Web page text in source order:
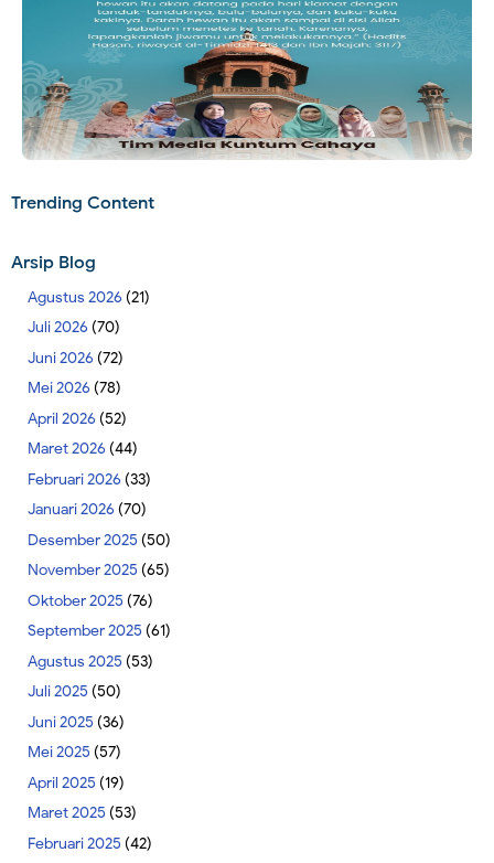
Trending Content
Arsip Blog
Agustus 2026 (21)
Juli 2026 (70)
Juni 2026 (72)
Mei 2026 (78)
April 2026 (52)
Maret 2026 (44)
Februari 2026 (33)
Januari 2026 (70)
Desember 2025 (50)
November 2025 (65)
Oktober 2025 (76)
September 2025 (61)
Agustus 2025 (53)
Juli 2025 (50)
Juni 2025 (36)
Mei 2025 (57)
April 2025 (19)
Maret 2025 (53)
Februari 2025 (42)